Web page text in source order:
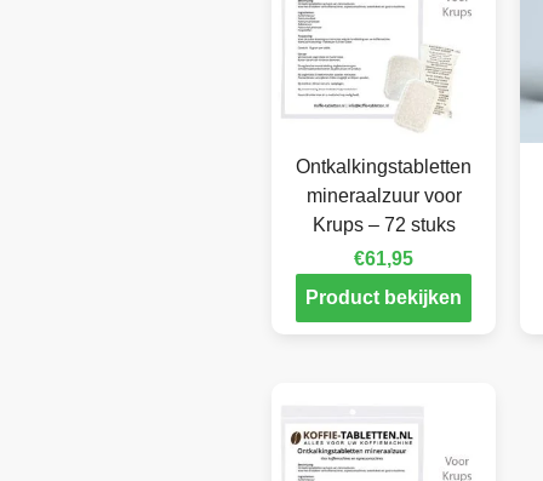
Ontkalkingstabletten
mineraalzuur voor
Krups – 72 stuks
€61,95
Product bekijken